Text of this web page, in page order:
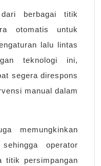
berbagai titik
otomatis untuk
lalu lintas
teknologi ini,
segera direspons
manual dalam
memungkinkan
operator
titik persimpangan